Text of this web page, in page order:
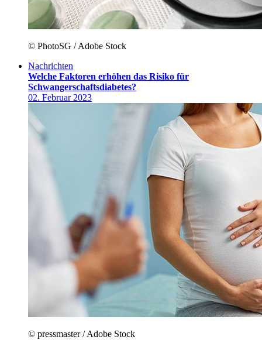
© PhotoSG / Adobe Stock
Nachrichten
Welche Faktoren erhöhen das Risiko für
Schwangerschafts­diabetes?
02. Februar 2023
© pressmaster / Adobe Stock